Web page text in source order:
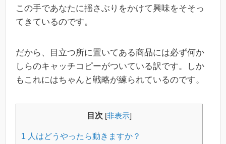
この手であなたに揺さぶりをかけて興味をそそっ
てきているのです。
だから、目立つ所に置いてある商品には必ず何か
しらのキャッチコピーがついている訳です。しか
もこれにはちゃんと戦略が練られているのです。
目次 [非表示]
1 人はどうやったら動きますか？